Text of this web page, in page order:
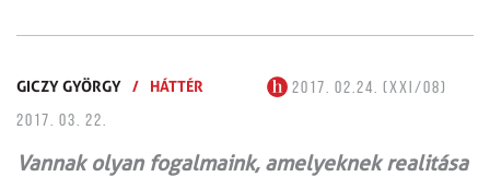
GICZY GYÖRGY / HÁTTÉR
2017. 02.24. (XXI/08)
2017. 03. 22.
Vannak olyan fogalmaink, amelyeknek realitása